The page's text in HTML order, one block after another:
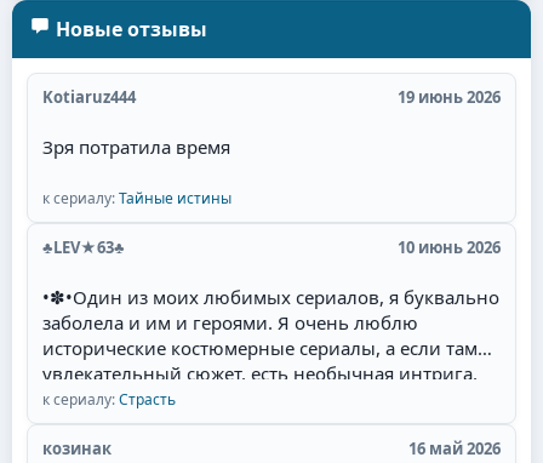
Новые отзывы
Kotiaruz444 19 июнь 2026
Зря потратила время
к сериалу:Тайные истины
♣LEV★63♣ 10 июнь 2026
•✽•Один из моих любимых сериалов, я буквально
заболела и им и героями. Я очень люблю
исторические костюмерные сериалы, а если там
увлекательный сюжет, есть необычная интрига,
красивые талантливые актёры(Фернандо Колунга,
Себастьян Рульи, Уильям Леви) и их
великолепная игра, то для меня наслаждение
к сериалу:Страсть
козинак 16 май 2026